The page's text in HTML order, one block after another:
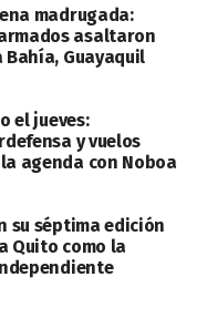
madrugada:
asaltaron
Bahía, Guayaquil
el jueves:
y vuelos
agenda con Noboa
su séptima edición
Quito como la